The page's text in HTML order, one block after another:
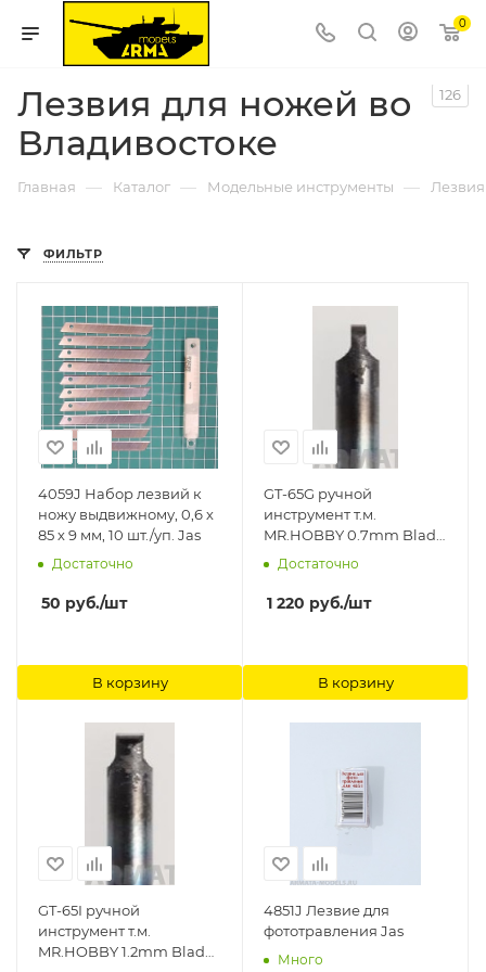
0
Лезвия для ножей во
Владивостоке
126
Главная — Каталог — Модельные инструменты —
ФИЛЬТР
4059J Набор лезвий к
ножу выдвижному, 0,6 х
85 х 9 мм, 10 шт./уп. Jas
Достаточно
50 руб./шт
В корзину
GT-65G ручной
инструмент т.м.
MR.HOBBY 0.7mm Blade
for Mr.Line Chisel Gunze
Sangyo
Достаточно
1 220 руб./шт
В корзину
GT-65I ручной
инструмент т.м.
MR.HOBBY 1.2mm Blade
4851J Лезвие для
фототравления Jas
Много